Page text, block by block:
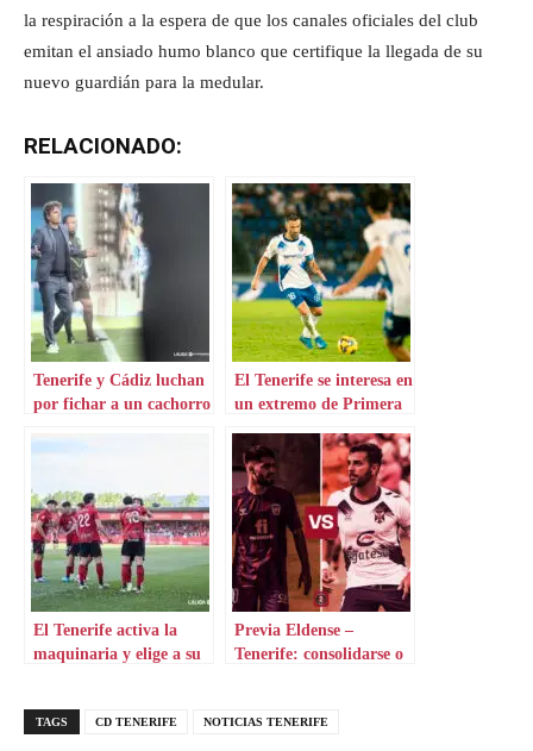
la respiración a la espera de que los canales oficiales del club
emitan el ansiado humo blanco que certifique la llegada de su
nuevo guardián para la medular.
RELACIONADO:
Tenerife y Cádiz luchan
por fichar a un cachorro
El Tenerife se interesa en
un extremo de Primera
El Tenerife activa la
maquinaria y elige a su
Previa Eldense –
Tenerife: consolidarse o
TAGS CD TENERIFE NOTICIAS TENERIFE